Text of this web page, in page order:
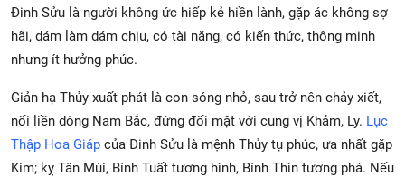
Đinh Sửu là người không ức hiếp kẻ hiền lành, gặp ác không sợ
hãi, dám làm dám chịu, có tài năng, có kiến thức, thông minh
nhưng ít hưởng phúc.
Giản hạ Thủy xuất phát là con sóng nhỏ, sau trở nên chảy xiết,
nối liền dòng Nam Bắc, đứng đối mặt với cung vị Khảm, Ly. Lục
Thập Hoa Giáp của Đinh Sửu là mệnh Thủy tụ phúc, ưa nhất gặp
Kim; kỵ Tân Mùi, Bính Tuất tương hình, Bính Thìn tương phá. Nếu